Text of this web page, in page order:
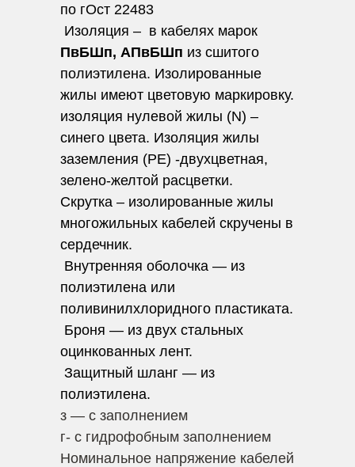
по гОст 22483
Изоляция – в кабелях марок
ПвБШп, АПвБШп из сшитого
полиэтилена. Изолированные
жилы имеют цветовую маркировку.
изоляция нулевой жилы (N) –
синего цвета. Изоляция жилы
заземления (PE) -двухцветная,
зелено-желтой расцветки.
Скрутка – изолированные жилы
многожильных кабелей скручены в
сердечник.
Внутренняя оболочка — из
полиэтилена или
поливинилхлоридного пластиката.
Броня — из двух стальных
оцинкованных лент.
Защитный шланг — из
полиэтилена.
з — с заполнением
г- с гидрофобным заполнением
Номинальное напряжение кабелей